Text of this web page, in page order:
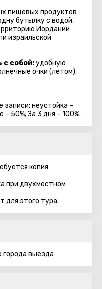
пищевых продуктов
бутылку с водой.
Иордании
израильской
с собой:удобную
очки (летом),
записи: неустойка –
50%; За 3 дня – 100%.
копия
при двухместном
для этого тура.
города выезда